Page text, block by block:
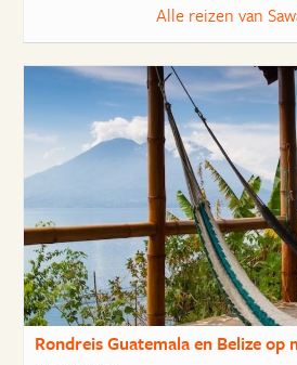
Alle reizen van
Rondreis Guatemala en Belize op